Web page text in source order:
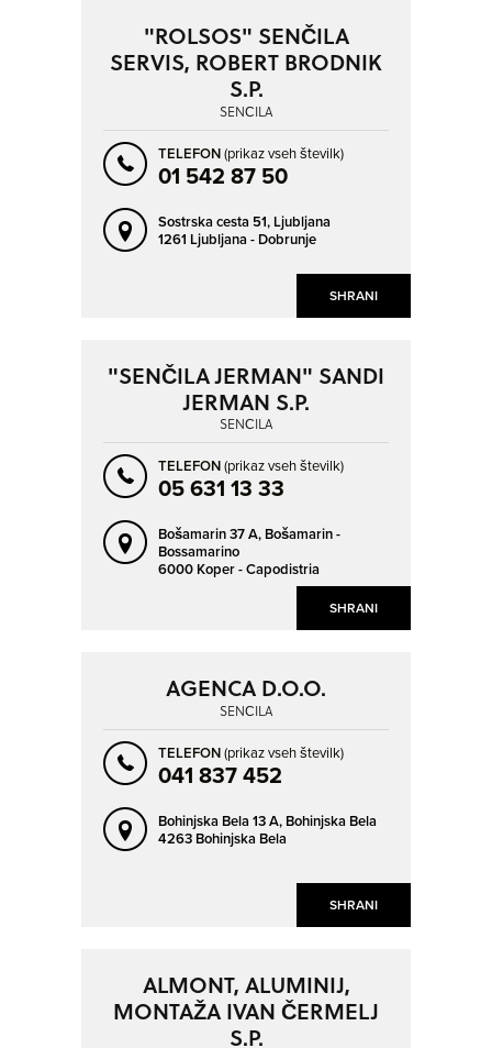
SHRANI
"ROLSOS" SENČILA
SERVIS, ROBERT BRODNIK
S.P.
SENČILA
TELEFON(prikaz vseh številk)
01 542 87 50
Sostrska cesta 51, Ljubljana
1261 Ljubljana - Dobrunje
SHRANI
"SENČILA JERMAN" SANDI
JERMAN S.P.
SENČILA
TELEFON(prikaz vseh številk)
05 631 13 33
Bošamarin 37 A, Bošamarin -
Bossamarino
6000 Koper - Capodistria
SHRANI
AGENCA D.O.O.
SENČILA
TELEFON(prikaz vseh številk)
041 837 452
Bohinjska Bela 13 A, Bohinjska Bela
4263 Bohinjska Bela
ALMONT, ALUMINIJ,
MONTAŽA IVAN ČERMELJ
S.P.